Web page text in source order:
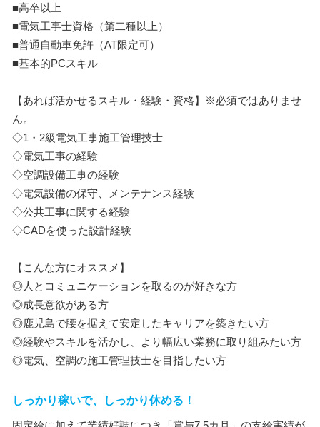
■高卒以上
■電気工事士資格（第二種以上）
■普通自動車免許（AT限定可）
■基本的PCスキル
【あれば活かせるスキル・経験・資格】※必須ではありませ
ん。
◇1・2級電気工事施工管理技士
◇電気工事の経験
◇空調設備工事の経験
◇電気設備の保守、メンテナンス経験
◇公共工事に関する経験
◇CADを使った設計経験
【こんな方にオススメ】
◎人とコミュニケーションを取るのが好きな方
◎成長意欲がある方
◎鹿児島で腰を据えて安定したキャリアを築きたい方
◎経験やスキルを活かし、より幅広い業務に取り組みたい方
◎電気、空調の施工管理技士を目指したい方
しっかり稼いで、しっかり休める！